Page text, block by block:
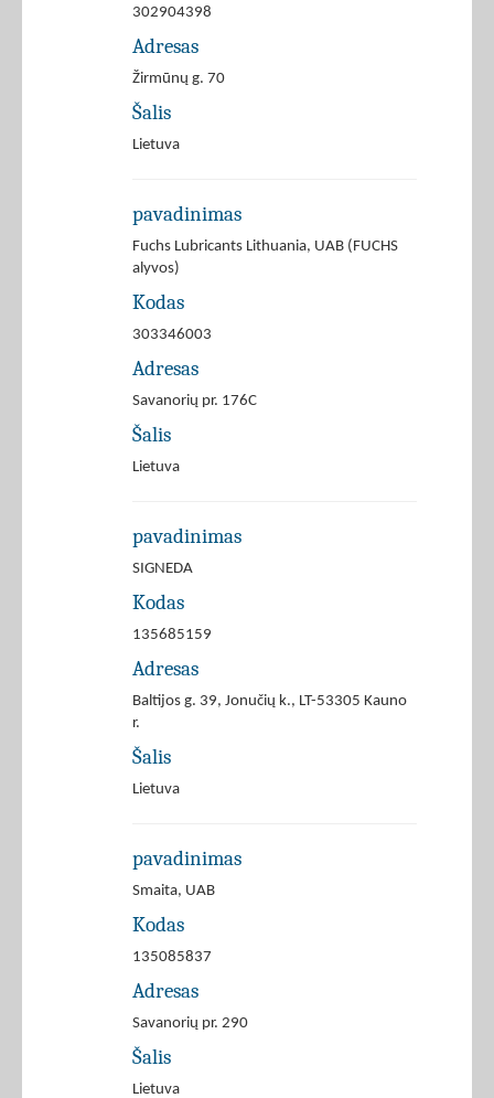
302904398
Adresas
Žirmūnų g. 70
Šalis
Lietuva
pavadinimas
Fuchs Lubricants Lithuania, UAB (FUCHS
alyvos)
Kodas
303346003
Adresas
Savanorių pr. 176C
Šalis
Lietuva
pavadinimas
SIGNEDA
Kodas
135685159
Adresas
Baltijos g. 39, Jonučių k., LT-53305 Kauno
r.
Šalis
Lietuva
pavadinimas
Smaita, UAB
Kodas
135085837
Adresas
Savanorių pr. 290
Šalis
Lietuva